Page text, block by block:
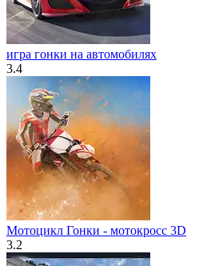
игра гонки на автомобилях
3.4
Мотоцикл Гонки - мотокросс 3D
3.2